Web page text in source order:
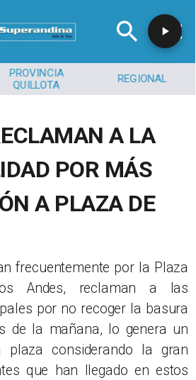
PROVINCIA
QUILLOTA
REGIONAL
A LA
POR MÁS
A PLAZA DE
frecuentemente por la Plaza
Andes, reclaman a las
por no recoger la basura
de la mañana, lo genera un
considerando la gran
que han llegado en estos